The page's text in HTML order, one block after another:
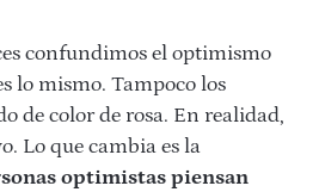
confundimos el optimismo
lo mismo. Tampoco los
de color de rosa. En realidad,
Lo que cambia es la
optimistas piensan